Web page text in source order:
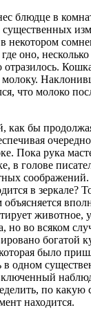
блюдце в
некотором
оно,
отразилось.
молоку.
что молоко
как бы
Пока рука
в голове
в зеркале?
животное,
но во всяком
богатой
было
в одном
по какую
находится.